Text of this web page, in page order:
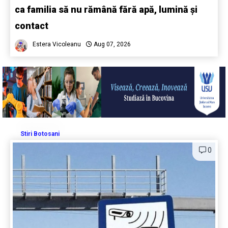
ca familia să nu rămână fără apă, lumină și
contact
Estera Vicoleanu Aug 07, 2026
Stiri Botosani
0